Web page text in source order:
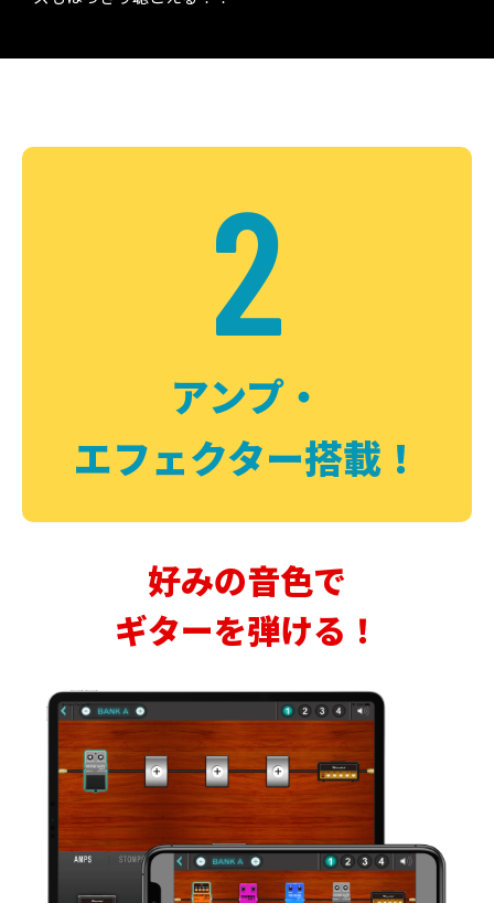
2
アンプ・
エフェクター搭載！
好みの音色で
ギターを弾ける！